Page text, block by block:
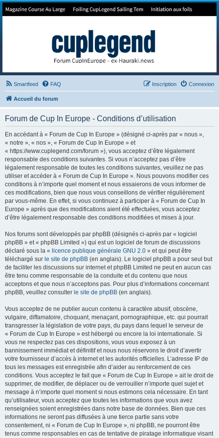
Forum de Cup In Europe
Smartfeed FAQ Connexion
Inscription
Accueil du forum
Forum de Cup In Europe - Conditions d’utilisation
En accédant à « Forum de Cup In Europe » (désigné ci-après par « nous »,
« notre », « nos », « Forum de Cup In Europe » et
« https://www.cuplegend.com/forum »), vous acceptez d’être légalement
responsable des conditions suivantes. Si vous n’acceptez pas d’être
légalement responsable de toutes les conditions suivantes, veuillez ne pas
utiliser et accéder à « Forum de Cup In Europe ». Nous pouvons modifier ces
conditions à n’importe quel moment et nous essaierons de vous informer de
ces modifications, bien que nous vous conseillons de vérifier régulièrement
par vous-même. En effet, si vous continuez à participer à « Forum de Cup In
Europe » après que des modifications aient été effectuées, vous acceptez
d’être légalement responsable des conditions modifiées et mises à jour.
Nos forums sont développés par phpBB (désignés ci-après par « logiciel
phpBB » et « phpBB Limited ») qui est un logiciel de forum de discussions
déclaré sous la « licence publique générale GNU 2.0 » et qui peut être
téléchargé sur le site de phpBB (en anglais). Le logiciel phpBB a pour seul but
de faciliter les discussions sur internet et phpBB Limited ne peut en aucun cas
être tenu comme responsable de la conduite et du contenu que nous
acceptons et que nous n’acceptons pas. Pour plus d’informations concernant
phpBB, veuillez consulter le site de phpBB (en anglais).
Vous acceptez de ne publier aucun contenu à caractère abusif, obscène,
vulgaire, diffamatoire, choquant, menaçant, pornographique, etc. qui pourrait
transgresser la législation de votre pays, du pays dans lequel le serveur de
« Forum de Cup In Europe » est hébergé ou encore la loi internationale. Si
vous ne respectez pas ces dispositions, vous vous exposez à un
bannissement immédiat et définitif et nous nous réservons le droit d’avertir
votre fournisseur d’accès à internet et les autorités officielles. L’adresse IP de
tous les messages est enregistrée afin d’aider au renforcement de ces
conditions. Vous acceptez le fait que « Forum de Cup In Europe » ait le droit de
supprimer, de modifier, de déplacer ou de verrouiller n’importe quel sujet et
message à n’importe quel moment si nous estimons cela nécessaire. En tant
qu’utilisateur, vous acceptez que toutes les informations que vous avez
renseignées soient enregistrées dans notre base de données. Bien que ces
informations ne seront pas diffusées à une tierce partie sans votre
consentement, ni « Forum de Cup In Europe », ni phpBB, ne pourront être
tenus comme responsables en cas de tentative de piratage informatique visant